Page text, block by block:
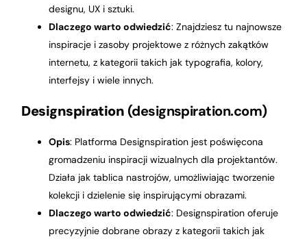
designu, UX i sztuki.
Dlaczego warto odwiedzić: Znajdziesz tu najnowsze
inspiracje i zasoby projektowe z różnych zakątków
internetu, z kategorii takich jak typografia, kolory,
interfejsy i wiele innych.
Designspiration (designspiration.com)
Opis: Platforma Designspiration jest poświęcona
gromadzeniu inspiracji wizualnych dla projektantów.
Działa jak tablica nastrojów, umożliwiając tworzenie
kolekcji i dzielenie się inspirującymi obrazami.
Dlaczego warto odwiedzić: Designspiration oferuje
precyzyjnie dobrane obrazy z kategorii takich jak